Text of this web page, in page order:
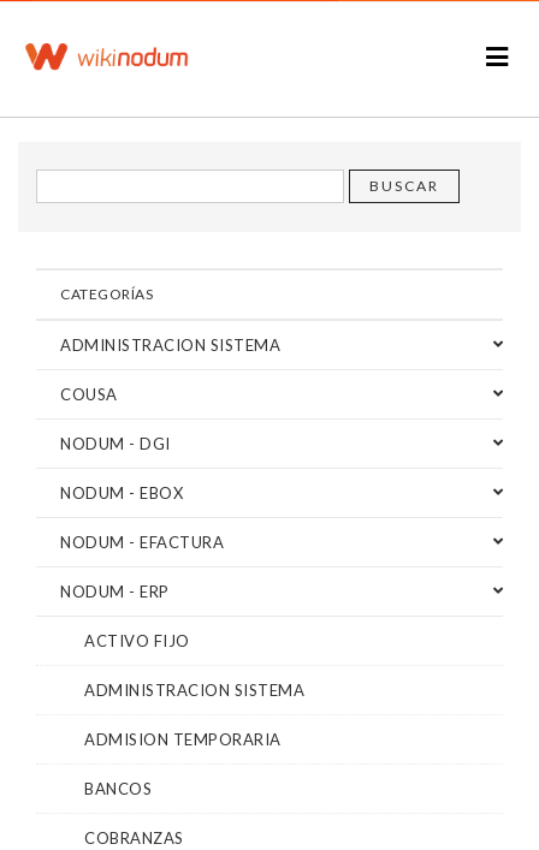
CATEGORÍAS
ADMINISTRACION SISTEMA
COUSA
NODUM - DGI
NODUM - EBOX
NODUM - EFACTURA
NODUM - ERP
ACTIVO FIJO
ADMINISTRACION SISTEMA
ADMISION TEMPORARIA
BANCOS
COBRANZAS